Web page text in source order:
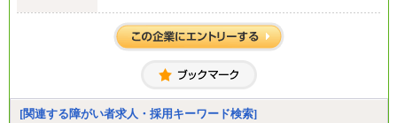
[関連する障がい者求人・採用キーワード検索]